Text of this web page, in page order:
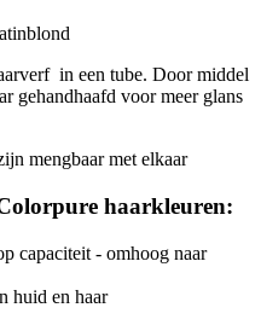
in een tube. Door middel
gehandhaafd voor meer glans
mengbaar met elkaar
haarkleuren:
capaciteit - omhoog naar
huid en haar